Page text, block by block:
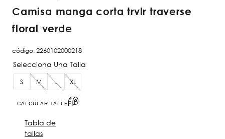
camisa manga corta trvlr traverse
floral verde
código:2260102000218
S M L XL
CALCULAR TALLE
Tabla de
tallas